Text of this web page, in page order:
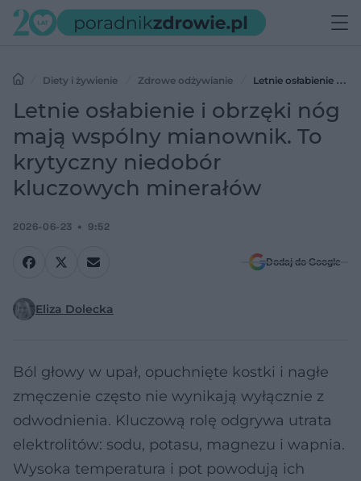
Diety i żywienie Zdrowe odżywianie
Letnie osłabienie i
obrzęki nóg mają wspólny mianownik. To krytyczny niedobór
Letnie osłabienie i obrzęki nóg
mają wspólny mianownik. To
krytyczny niedobór
kluczowych minerałów
2026-06-23 9:52
Dodaj do Google
Eliza Dolecka
Ból głowy w upał, opuchnięte kostki i nagłe
zmęczenie często nie wynikają wyłącznie z
odwodnienia. Kluczową rolę odgrywa utrata
elektrolitów: sodu, potasu, magnezu i wapnia.
Wysoka temperatura i pot powodują ich